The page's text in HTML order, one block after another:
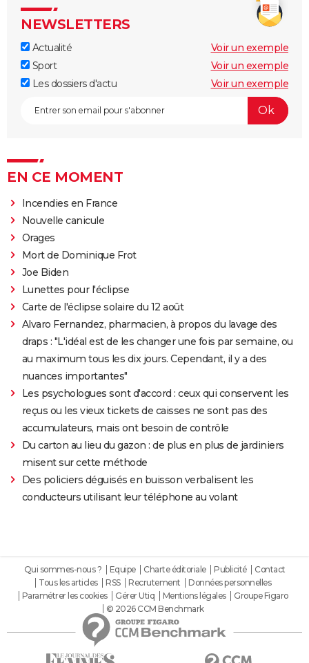
NEWSLETTERS
Actualité
Voir un exemple
Sport
Voir un exemple
Les dossiers d'actu
Voir un exemple
EN CE MOMENT
Incendies en France
Nouvelle canicule
Orages
Mort de Dominique Frot
Joe Biden
Lunettes pour l'éclipse
Carte de l'éclipse solaire du 12 août
Alvaro Fernandez, pharmacien, à propos du lavage des
draps : "L'idéal est de les changer une fois par semaine, ou
au maximum tous les dix jours. Cependant, il y a des
nuances importantes"
Les psychologues sont d'accord : ceux qui conservent les
reçus ou les vieux tickets de caisses ne sont pas des
accumulateurs, mais ont besoin de contrôle
Du carton au lieu du gazon : de plus en plus de jardiniers
misent sur cette méthode
Des policiers déguisés en buisson verbalisent les
conducteurs utilisant leur téléphone au volant
Qui sommes-nous ? Equipe Charte éditoriale Publicité
Contact
Tous les articles
RSS Recrutement
Données personnelles
Paramétrer les cookies
Gérer Utiq Mentions légales
Groupe Figaro
© 2026 CCM Benchmark